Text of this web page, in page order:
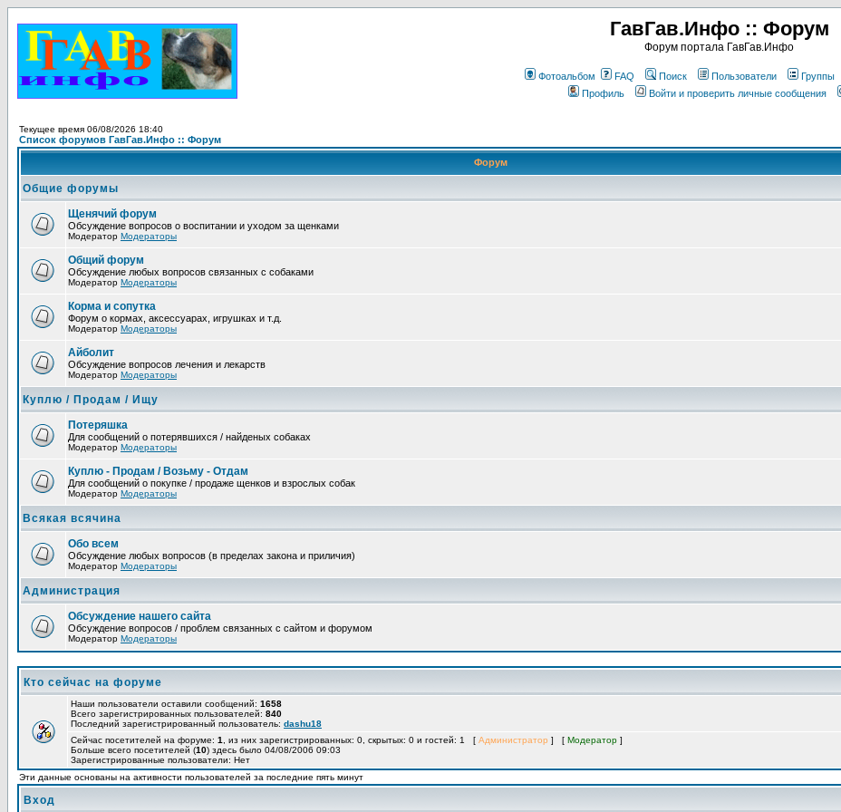
ГавГав.Инфо :: Форум
Форум портала ГавГав.Инфо
Фотоальбом FAQ Поиск Пользователи Группы
Профиль
Войти и проверить личные сообщения
Текущее время 06/08/2026 18:40
Список форумов ГавГав.Инфо :: Форум
Форум
Общие форумы
Щенячий форум
Обсуждение вопросов о воспитании и уходом за щенками
Модератор Модераторы
Общий форум
Обсуждение любых вопросов связанных с собаками
Модератор Модераторы
Корма и сопутка
Форум о кормах, аксессуарах, игрушках и т.д.
Модератор Модераторы
Айболит
Обсуждение вопросов лечения и лекарств
Модератор Модераторы
Куплю / Продам / Ищу
Потеряшка
Для сообщений о потерявшихся / найденых собаках
Модератор Модераторы
Куплю - Продам / Возьму - Отдам
Для сообщений о покупке / продаже щенков и взрослых собак
Модератор Модераторы
Всякая всячина
Обо всем
Обсуждение любых вопросов (в пределах закона и приличия)
Модератор Модераторы
Администрация
Обсуждение нашего сайта
Обсуждение вопросов / проблем связанных с сайтом и форумом
Модератор Модераторы
Кто сейчас на форуме
Наши пользователи оставили сообщений: 1658
Всего зарегистрированных пользователей: 840
Последний зарегистрированный пользователь: dashu18
Сейчас посетителей на форуме: 1 , из них зарегистрированных: 0, скрытых: 0 и гостей: 1 [ Администратор ] [ Модератор ]
Больше всего посетителей (10) здесь было 04/08/2006 09:03
Зарегистрированные пользователи: Нет
Эти данные основаны на активности пользователей за последние пять минут
Вход